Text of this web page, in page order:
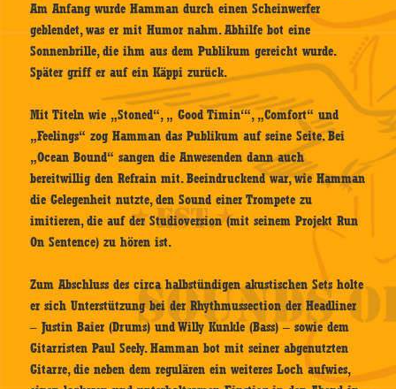
Am Anfang wurde Hamman durch einen Scheinwerfer
geblendet, was er mit Humor nahm. Abhilfe bot eine
Sonnenbrille, die ihm aus dem Publikum gereicht wurde.
Später griff er auf ein Käppi zurück.
Mit Titeln wie „Stoned“, „ Good Timin‘“, „Comfort“ und
„Feelings“ zog Hamman das Publikum auf seine Seite. Bei
„Ocean Bound“ sangen die Anwesenden dann auch
bereitwillig den Refrain mit. Beeindruckend war, wie Hamman
die Gelegenheit nutzte, den Sound einer Trompete zu
imitieren, die auf der Studioversion (mit seinem Projekt Run
On Sentence) zu hören ist.
Zum Abschluss des circa halbstündigen akustischen Sets holte
er sich Unterstützung bei der Rhythmussection der Headliner
– Justin Baier (Drums) und Willy Kunkle (Bass) – sowie dem
Gitarristen Paul Seely. Hamman bot mit seiner abgenutzten
Gitarre, die neben dem regulären ein weiteres Loch aufwies,